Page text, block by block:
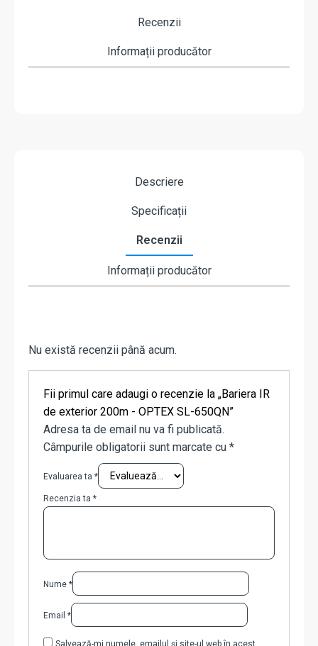
Recenzii
Informații producător
Descriere
Specificații
Recenzii
Informații producător
Nu există recenzii până acum.
Fii primul care adaugi o recenzie la „Bariera IR
de exterior 200m - OPTEX SL-650QN”
Adresa ta de email nu va fi publicată.
Câmpurile obligatorii sunt marcate cu *
Evaluarea ta *
Recenzia ta *
Nume *
Email *